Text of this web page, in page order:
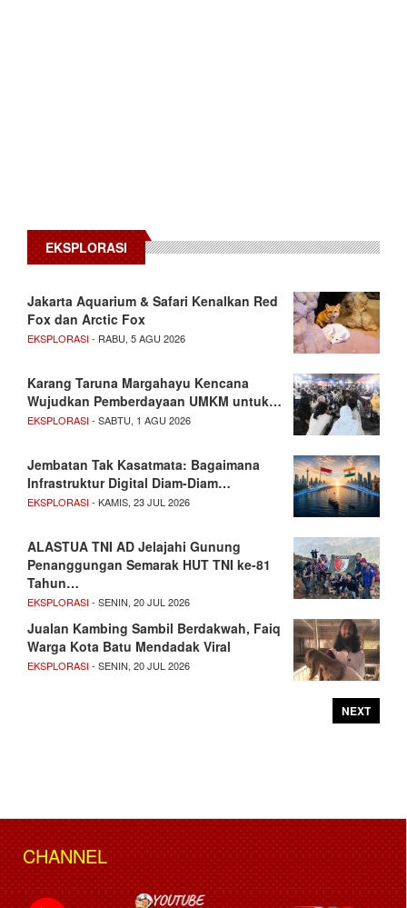
EKSPLORASI
Jakarta Aquarium & Safari Kenalkan Red
Fox dan Arctic Fox
EKSPLORASI- RABU, 5 AGU 2026
Karang Taruna Margahayu Kencana
Wujudkan Pemberdayaan UMKM untuk…
EKSPLORASI- SABTU, 1 AGU 2026
Jembatan Tak Kasatmata: Bagaimana
Infrastruktur Digital Diam-Diam…
EKSPLORASI- KAMIS, 23 JUL 2026
ALASTUA TNI AD Jelajahi Gunung
Penanggungan Semarak HUT TNI ke-81
Tahun…
EKSPLORASI- SENIN, 20 JUL 2026
Jualan Kambing Sambil Berdakwah, Faiq
Warga Kota Batu Mendadak Viral
EKSPLORASI- SENIN, 20 JUL 2026
NEXT
CHANNEL